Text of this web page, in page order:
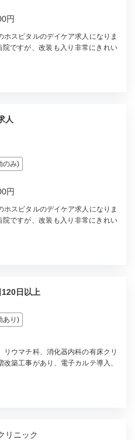
円
スピタルのデイケア求人になりま
ですが、改装も入り非常にきれい
人
のみ)
円
スピタルのデイケア求人になりま
ですが、改装も入り非常にきれい
日以上
あり)
ウマチ科、消化器内科の有床クリ
築工事があり、電子カルテ導入、
ニック